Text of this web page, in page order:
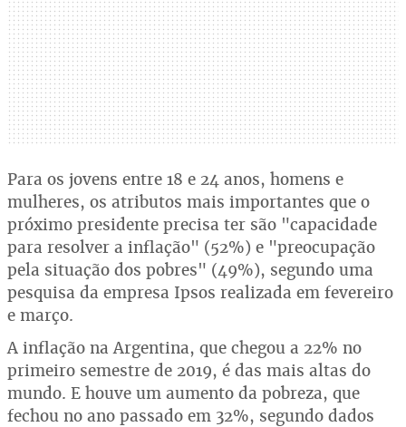
Para os jovens entre 18 e 24 anos, homens e
mulheres, os atributos mais importantes que o
próximo presidente precisa ter são "capacidade
para resolver a inflação" (52%) e "preocupação
pela situação dos pobres" (49%), segundo uma
pesquisa da empresa Ipsos realizada em fevereiro
e março.
A inflação na Argentina, que chegou a 22% no
primeiro semestre de 2019, é das mais altas do
mundo. E houve um aumento da pobreza, que
fechou no ano passado em 32%, segundo dados